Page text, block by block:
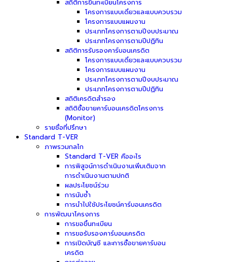
สถิติการขึ้นทะเบียนโครงการ
โครงการแบบเดี่ยวและแบบควบรวม
โครงการแบบแผนงาน
ประเภทโครงการตามปีงบประมาณ
ประเภทโครงการตามปีปฏิทิน
สถิติการรับรองคาร์บอนเครดิต
โครงการแบบเดี่ยวและแบบควบรวม
โครงการแบบแผนงาน
ประเภทโครงการตามปีงบประมาณ
ประเภทโครงการตามปีปฏิทิน
สถิติเครดิตสำรอง
สถิติซื้อขายคาร์บอนเครดิตโครงการ
(Monitor)
รายชื่อที่ปรึกษา
Standard T-VER
ภาพรวมกลไก
Standard T-VER คืออะไร
การพิสูจน์การดำเนินงานเพิ่มเติมจาก
การดำเนินงานตามปกติ
ผลประโยชน์ร่วม
การนับซ้ำ
การนำไปใช้ประโยชน์คาร์บอนเครดิต
การพัฒนาโครงการ
การขอขึ้นทะเบียน
การขอรับรองคาร์บอนเครดิต
การเปิดบัญชี และการซื้อขายคาร์บอน
เครดิต